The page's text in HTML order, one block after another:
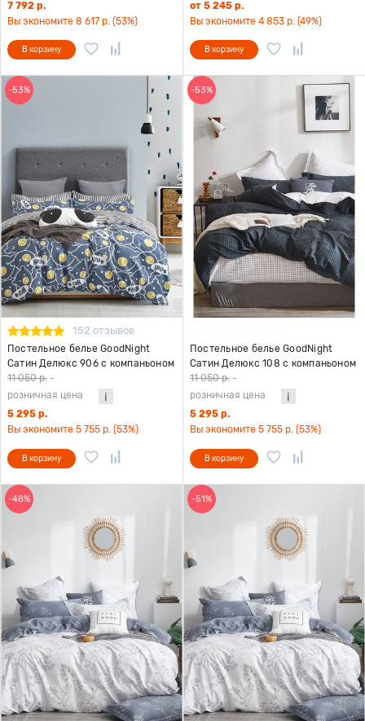
7 792 р.
Вы экономите 8 617 р. (53%)
В корзину
от 5 245 р.
Вы экономите 4 853 р. (49%)
В корзину
-53%
152 отзывов
Постельное белье GoodNight
Сатин Делюкс 906 с компаньоном
дуэт (с нав. 50х70)
11 050 р. -
розничная цена
5 295 р.
Вы экономите 5 755 р. (53%)
В корзину
-53%
Постельное белье GoodNight
Сатин Делюкс 108 с компаньоном
дуэт (с нав. 50х70)
11 050 р. -
розничная цена
5 295 р.
Вы экономите 5 755 р. (53%)
В корзину
-48% -51%